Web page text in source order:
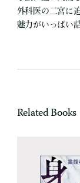
外科医の二宮に
魅力がいっぱい
Related Books